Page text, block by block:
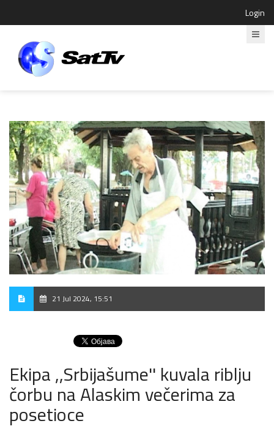
Login
21 Jul 2024, 15:51
Ekipa ,,Srbijašume'' kuvala riblju
čorbu na Alaskim večerima za
posetioce